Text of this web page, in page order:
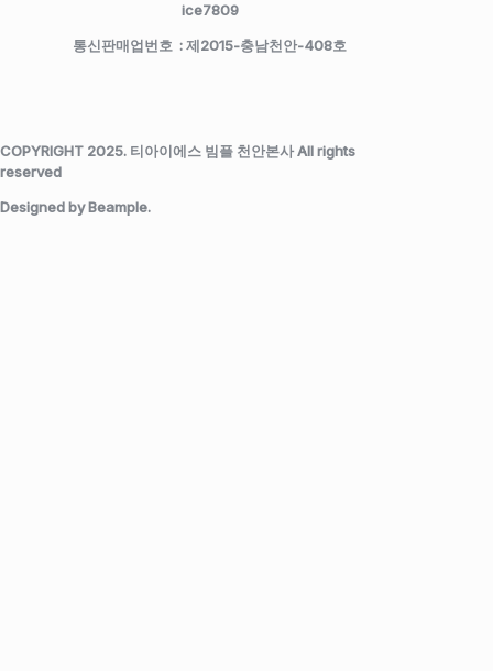
ice7809
통신판매업번호 : 제2015-충남천안-408호
COPYRIGHT 2025. 티아이에스 빔플 천안본사 All rights
reserved
Designed by Beample.